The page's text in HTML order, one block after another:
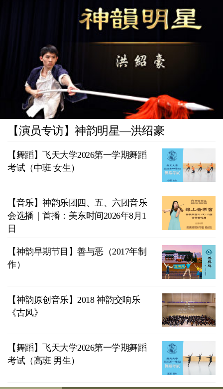
【演员专访】神韵明星—洪绍豪
【舞蹈】飞天大学2026第一学期舞蹈
考试（中班 女生）
【音乐】神韵乐团四、五、六团音乐
会选播｜首播：美东时间2026年8月1
日
【神韵早期节目】善与恶（2017年制
作）
【神韵原创音乐】2018 神韵交响乐
《古风》
【舞蹈】飞天大学2026第一学期舞蹈
考试（高班 男生）